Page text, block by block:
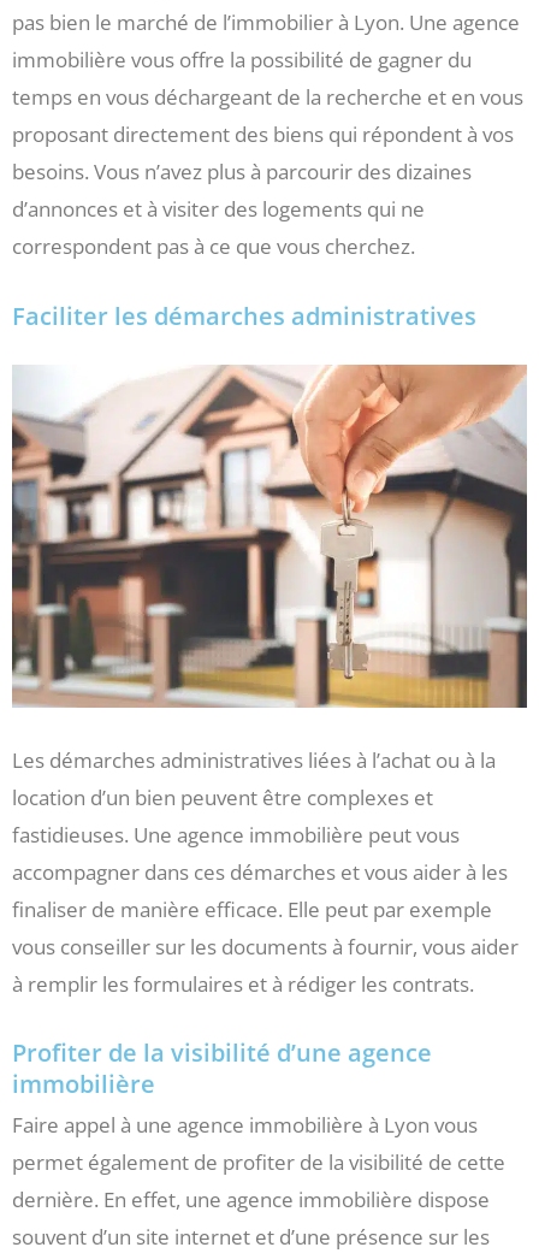
pas bien le marché de l’immobilier à Lyon. Une agence
immobilière vous offre la possibilité de gagner du
temps en vous déchargeant de la recherche et en vous
proposant directement des biens qui répondent à vos
besoins. Vous n’avez plus à parcourir des dizaines
d’annonces et à visiter des logements qui ne
correspondent pas à ce que vous cherchez.
Faciliter les démarches administratives
Les démarches administratives liées à l’achat ou à la
location d’un bien peuvent être complexes et
fastidieuses. Une agence immobilière peut vous
accompagner dans ces démarches et vous aider à les
finaliser de manière efficace. Elle peut par exemple
vous conseiller sur les documents à fournir, vous aider
à remplir les formulaires et à rédiger les contrats.
Profiter de la visibilité d’une agence
immobilière
Faire appel à une agence immobilière à Lyon vous
permet également de profiter de la visibilité de cette
dernière. En effet, une agence immobilière dispose
souvent d’un site internet et d’une présence sur les